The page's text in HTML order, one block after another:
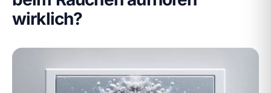
wirklich?